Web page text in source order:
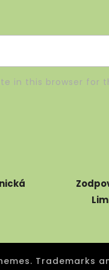
in this browser for
Trademarks